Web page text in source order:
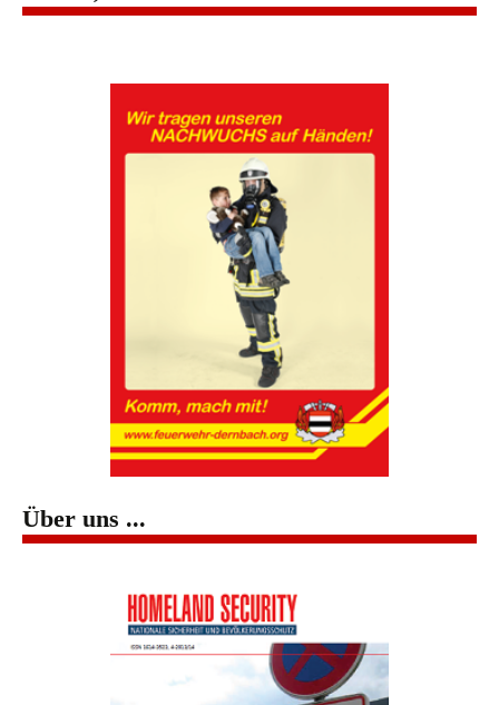
Über uns ...